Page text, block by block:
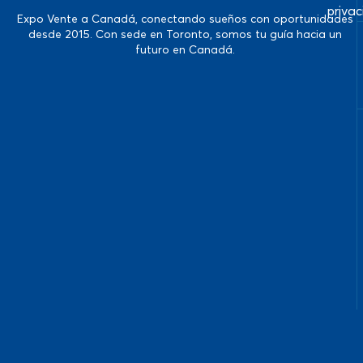
Expo Vente a Canadá, conectando sueños con oportunidades
desde 2015. Con sede en Toronto, somos tu guía hacia un
futuro en Canadá.